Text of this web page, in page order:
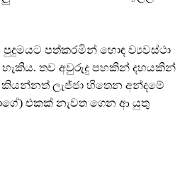
පත්කරමින් හොඳ ව්‍යවස්ථා
තව අවුරුදු පහකින් දහයකින්
ලැජ්ජා හිතෙන අන්දමේ
එකක් නැවත ගෙන ආ යුතු